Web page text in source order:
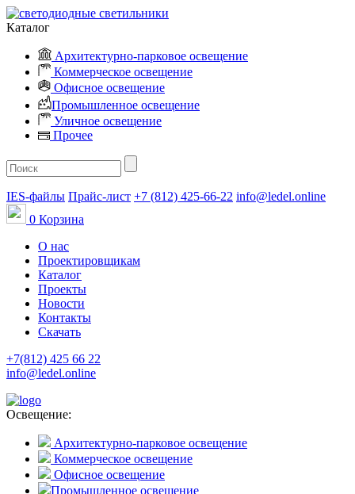
Каталог
Архитектурно-парковое освещение
Коммерческое освещение
Офисное освещение
Промышленное освещение
Уличное освещение
Прочее
IES-файлы Прайс-лист +7 (812) 425-66-22 info@ledel.online
0 Корзина
О нас
Проектировщикам
Каталог
Проекты
Новости
Контакты
Скачать
+7(812) 425 66 22
info@ledel.online
Освещение:
Архитектурно-парковое освещение
Коммерческое освещение
Офисное освещение
Промышленное освещение